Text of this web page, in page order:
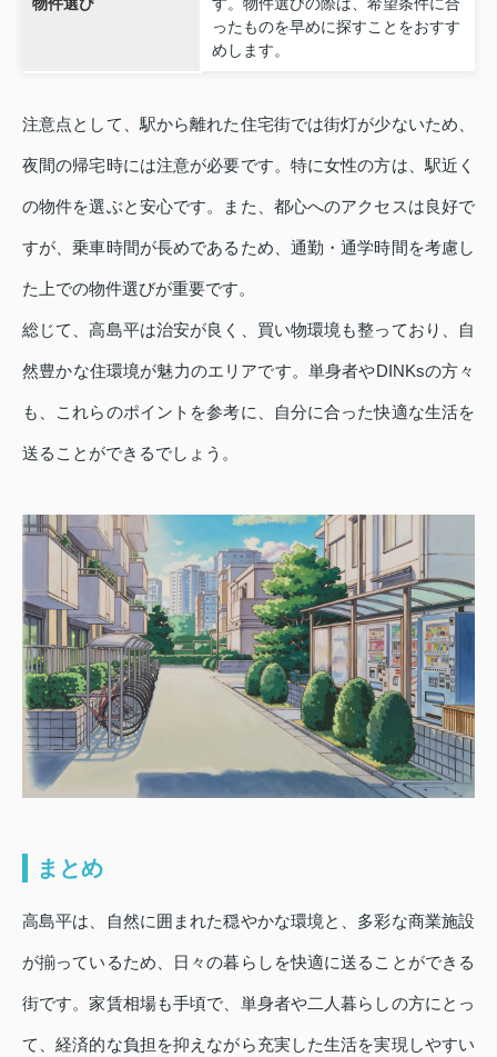
ったものを早めに探すことをおすす
めします。
注意点として、駅から離れた住宅街では街灯が少ないため、
夜間の帰宅時には注意が必要です。特に女性の方は、駅近く
の物件を選ぶと安心です。また、都心へのアクセスは良好で
すが、乗車時間が長めであるため、通勤・通学時間を考慮し
た上での物件選びが重要です。
総じて、高島平は治安が良く、買い物環境も整っており、自
然豊かな住環境が魅力のエリアです。単身者やDINKsの方々
も、これらのポイントを参考に、自分に合った快適な生活を
送ることができるでしょう。
まとめ
高島平は、自然に囲まれた穏やかな環境と、多彩な商業施設
が揃っているため、日々の暮らしを快適に送ることができる
街です。家賃相場も手頃で、単身者や二人暮らしの方にとっ
て、経済的な負担を抑えながら充実した生活を実現しやすい